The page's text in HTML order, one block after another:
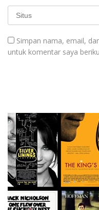
Simpan nama, email,
untuk komentar saya